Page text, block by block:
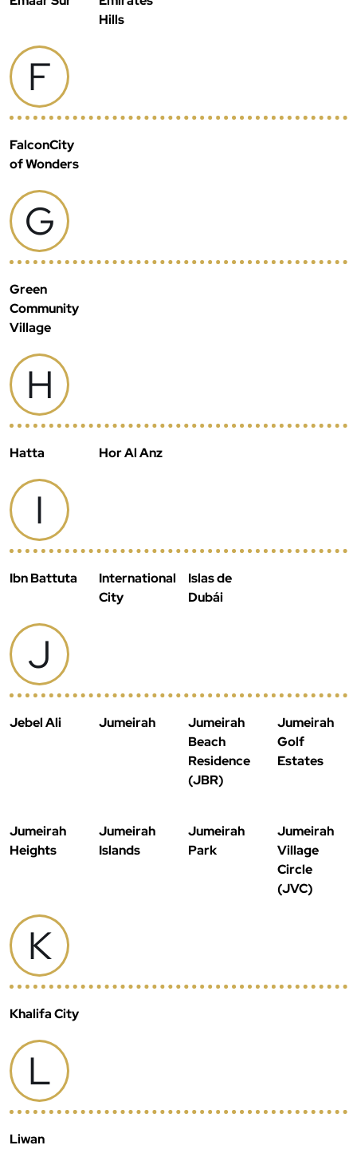
Hills
F
FalconCity
of Wonders
G
Green
Community
Village
H
Hatta Hor Al Anz
I
Ibn Battuta
International
City
Islas de
Dubái
J
Jebel Ali Jumeirah
Jumeirah
Beach
Residence
(JBR)
Jumeirah
Golf
Estates
Jumeirah
Heights
Jumeirah
Islands
Jumeirah
Park
Jumeirah
Village
Circle
(JVC)
K
Khalifa City
L
Liwan